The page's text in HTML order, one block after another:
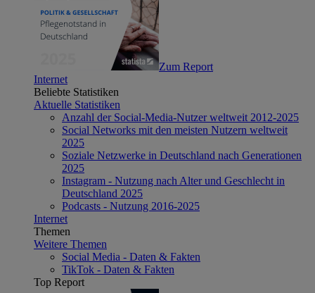
Zum Report
Internet
Beliebte Statistiken
Aktuelle Statistiken
Anzahl der Social-Media-Nutzer weltweit 2012-2025
Social Networks mit den meisten Nutzern weltweit
2025
Soziale Netzwerke in Deutschland nach Generationen
2025
Instagram - Nutzung nach Alter und Geschlecht in
Deutschland 2025
Podcasts - Nutzung 2016-2025
Internet
Themen
Weitere Themen
Social Media - Daten & Fakten
TikTok - Daten & Fakten
Top Report